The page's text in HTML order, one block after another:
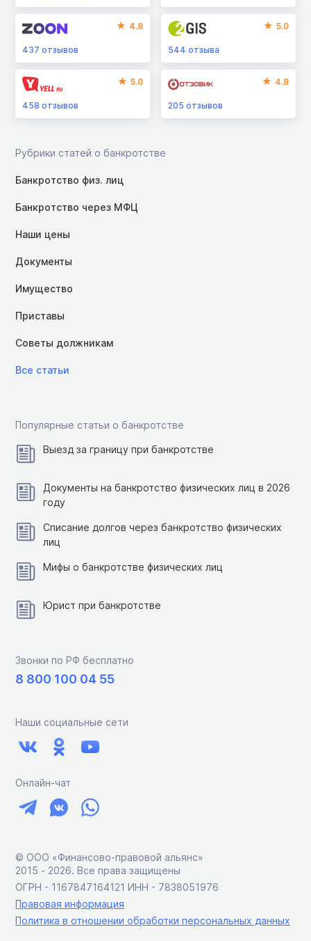
4.8
437 отзывов
5.0
544отзыва
5.0
458 отзывов
4.8
205отзывов
Рубрики статей о банкротстве
Банкротство физ. лиц
Банкротство через МФЦ
Наши цены
Документы
Имущество
Приставы
Советы должникам
Все статьи
Популярные статьи о банкротстве
Выезд за границу при банкротстве
Документы на банкротство физических лиц в 2026
году
Списание долгов через банкротство физических
лиц
Мифы о банкротстве физических лиц
Юрист при банкротстве
Звонки по РФ бесплатно
8 800 100 04 55
Наши социальные сети
Онлайн-чат
© ООО «Финансово-правовой альянс»
2015 ‑ 2026. Все права защищены
ОГРН - 1167847164121 ИНН - 7838051976
Правовая информация
Политика в отношении обработки персональных данных